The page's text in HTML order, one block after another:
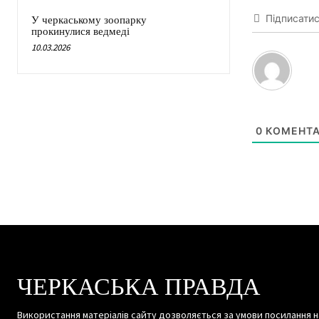
У черкаському зоопарку
прокинулися ведмеді
10.03.2026
0
ЧЕРКАСЬКА ПРАВДА
Використання матеріалів сайту дозволяється за умови посилання